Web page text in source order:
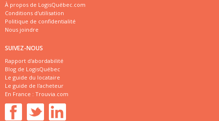
À propos de LogisQuébec.com
Conditions d'utilisation
Politique de confidentialité
Nous joindre
SUIVEZ-NOUS
Rapport d'abordabilité
Blog de LogisQuébec
Le guide du locataire
Le guide de l'acheteur
En France : Trouvia.com